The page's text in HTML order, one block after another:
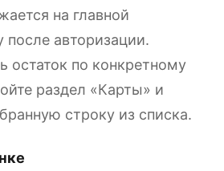
на главной
после авторизации.
остаток по конкретному
раздел «Карты» и
строку из списка.